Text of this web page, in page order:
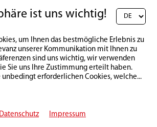
ist uns wichtig!
um Ihnen das bestmögliche Erlebnis zu
unserer Kommunikation mit Ihnen zu
sind uns wichtig, wir verwenden
Sie uns Ihre Zustimmung erteilt haben.
erforderlichen Cookies, welche...
Datenschutz Impressum